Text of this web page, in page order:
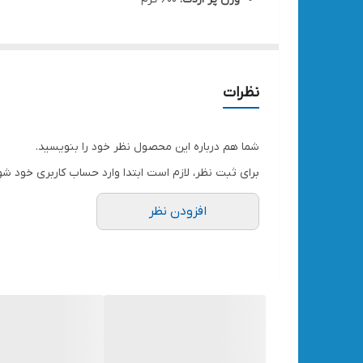
نظرات
شما هم درباره این محصول نظر خود را بنویسید.
برای ثبت نظر، لازم است ابتدا وارد حساب کاربری خود
افزودن نظر